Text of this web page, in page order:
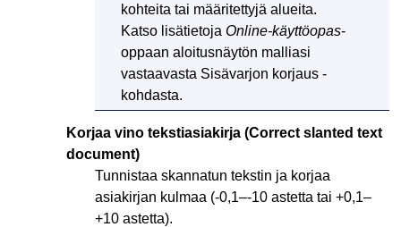
kohteita tai määritettyjä alueita.
Katso lisätietojaOnline-käyttöopas-
oppaan aloitusnäytön malliasi
vastaavasta Sisävarjon korjaus -
kohdasta.
Korjaa vino tekstiasiakirja (Correct slanted text
document)
Tunnistaa skannatun tekstin ja korjaa
asiakirjan kulmaa (-0,1–-10 astetta tai +0,1–
+10 astetta).